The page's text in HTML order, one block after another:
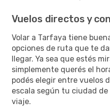
Vuelos directos y
Volar a Tarfaya tiene
opciones de ruta que te
llegar. Ya sea que estés
simplemente querés el
podés elegir entre vuelos
escala según tu ciudad
viaje.